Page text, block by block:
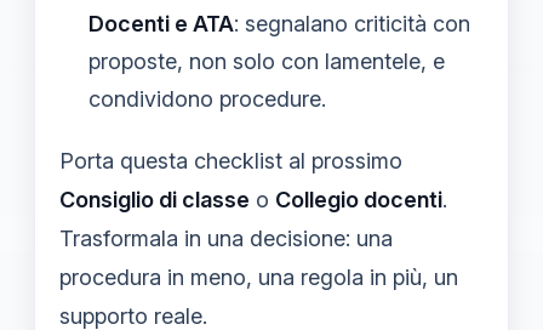
Docenti e ATA: segnalano criticità con
proposte, non solo con lamentele, e
condividono procedure.
Porta questa checklist al prossimo
Consiglio di classe o Collegio docenti.
Trasformala in una decisione: una
procedura in meno, una regola in più, un
supporto reale.